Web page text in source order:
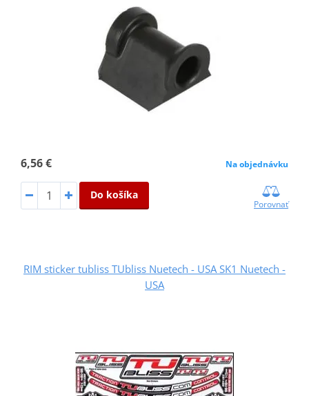
6,56 € Na objednávku
Do košíka
Porovnať
RIM sticker tubliss TUbliss Nuetech - USA SK1 Nuetech -
USA